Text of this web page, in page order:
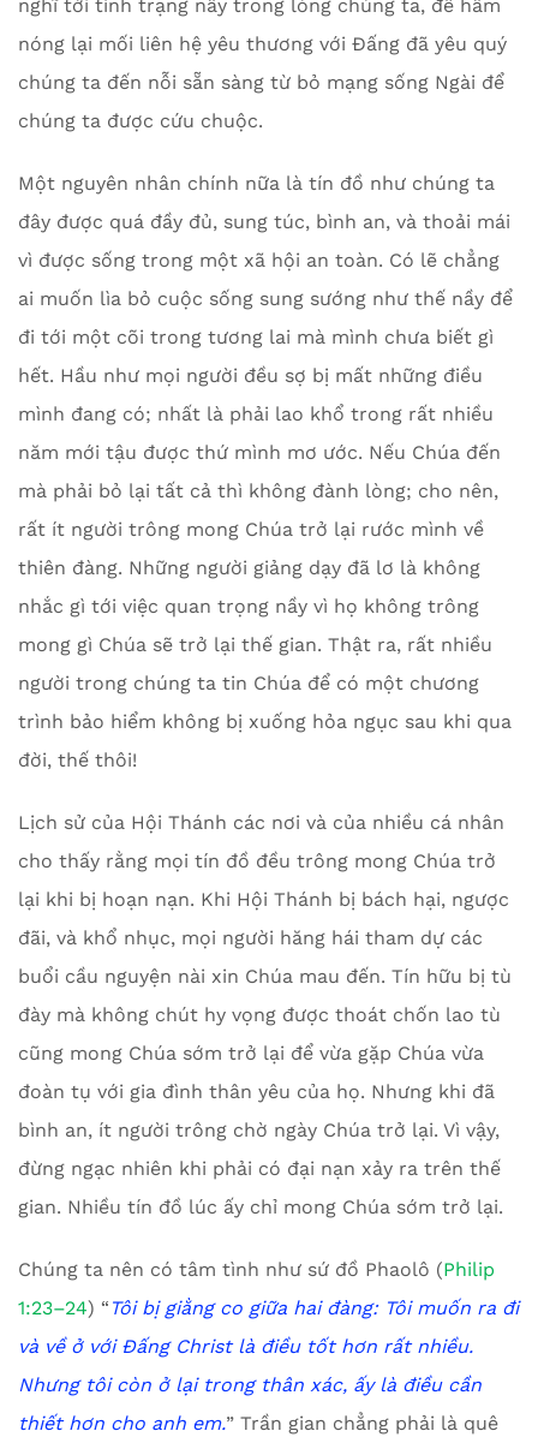
nghĩ tới tình trạng nầy trong lòng chúng ta, để hâm
nóng lại mối liên hệ yêu thương với Đấng đã yêu quý
chúng ta đến nỗi sẵn sàng từ bỏ mạng sống Ngài để
chúng ta được cứu chuộc.
Một nguyên nhân chính nữa là tín đồ như chúng ta
đây được quá đầy đủ, sung túc, bình an, và thoải mái
vì được sống trong một xã hội an toàn. Có lẽ chẳng
ai muốn lìa bỏ cuộc sống sung sướng như thế nầy để
đi tới một cõi trong tương lai mà mình chưa biết gì
hết. Hầu như mọi người đều sợ bị mất những điều
mình đang có; nhất là phải lao khổ trong rất nhiều
năm mới tậu được thứ mình mơ ước. Nếu Chúa đến
mà phải bỏ lại tất cả thì không đành lòng; cho nên,
rất ít người trông mong Chúa trở lại rước mình về
thiên đàng. Những người giảng dạy đã lơ là không
nhắc gì tới việc quan trọng nầy vì họ không trông
mong gì Chúa sẽ trở lại thế gian. Thật ra, rất nhiều
người trong chúng ta tin Chúa để có một chương
trình bảo hiểm không bị xuống hỏa ngục sau khi qua
đời, thế thôi!
Lịch sử của Hội Thánh các nơi và của nhiều cá nhân
cho thấy rằng mọi tín đồ đều trông mong Chúa trở
lại khi bị hoạn nạn. Khi Hội Thánh bị bách hại, ngược
đãi, và khổ nhục, mọi người hăng hái tham dự các
buổi cầu nguyện nài xin Chúa mau đến. Tín hữu bị tù
đày mà không chút hy vọng được thoát chốn lao tù
cũng mong Chúa sớm trở lại để vừa gặp Chúa vừa
đoàn tụ với gia đình thân yêu của họ. Nhưng khi đã
bình an, ít người trông chờ ngày Chúa trở lại. Vì vậy,
đừng ngạc nhiên khi phải có đại nạn xảy ra trên thế
gian. Nhiều tín đồ lúc ấy chỉ mong Chúa sớm trở lại.
Chúng ta nên có tâm tình như sứ đồ Phaolô (Philip
1:23–24) “ Tôi bị giằng co giữa hai đàng: Tôi muốn ra đi
và về ở với Đấng Christ là điều tốt hơn rất nhiều.
Nhưng tôi còn ở lại trong thân xác, ấy là điều cần
thiết hơn cho anh em.” Trần gian chẳng phải là quê